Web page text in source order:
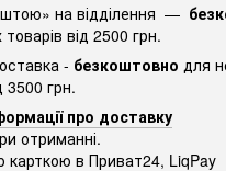
на відділення —
товарів від 2500 грн.
- безкоштовно для
3500 грн.
про доставку
отриманні.
карткою в Приват24, ​​LiqPay